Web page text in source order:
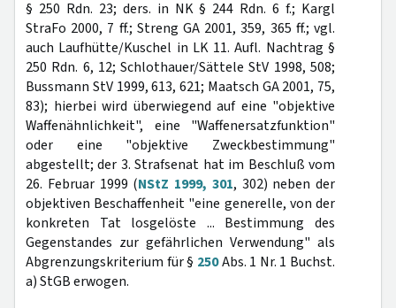
§ 250 Rdn. 23; ders. in NK § 244 Rdn. 6 f.; Kargl
StraFo 2000, 7 ff.; Streng GA 2001, 359, 365 ff.; vgl.
auch Laufhütte/Kuschel in LK 11. Aufl. Nachtrag §
250 Rdn. 6, 12; Schlothauer/Sättele StV 1998, 508;
Bussmann StV 1999, 613, 621; Maatsch GA 2001, 75,
83); hierbei wird überwiegend auf eine "objektive
Waffenähnlichkeit", eine "Waffenersatzfunktion"
oder eine "objektive Zweckbestimmung"
abgestellt; der 3. Strafsenat hat im Beschluß vom
26. Februar 1999 (NStZ 1999, 301, 302) neben der
objektiven Beschaffenheit "eine generelle, von der
konkreten Tat losgelöste ... Bestimmung des
Gegenstandes zur gefährlichen Verwendung" als
Abgrenzungskriterium für § 250Abs. 1 Nr. 1 Buchst.
a) StGB erwogen.